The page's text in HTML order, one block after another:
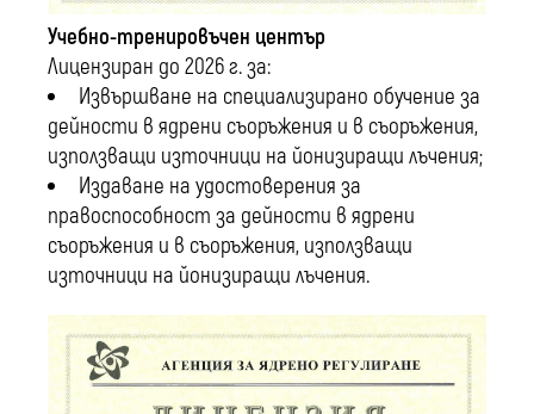
Учебно-тренировъчен център
Лицензиран до 2026 г. за:
Извършване на специализирано обучение за
дейности в ядрени съоръжения и в съоръжения,
използващи източници на йонизиращи лъчения;
Издаване на удостоверения за
правоспособност за дейности в ядрени
съоръжения и в съоръжения, използващи
източници на йонизиращи лъчения.